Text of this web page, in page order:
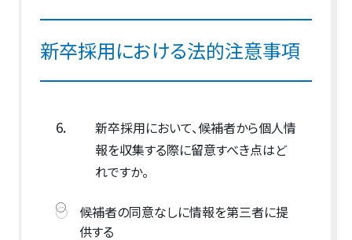
新卒採用における法的注意事項
6.
新卒採用において、候補者から個人情
報を収集する際に留意すべき点はど
れですか。
候補者の同意なしに情報を第三者に提
供する